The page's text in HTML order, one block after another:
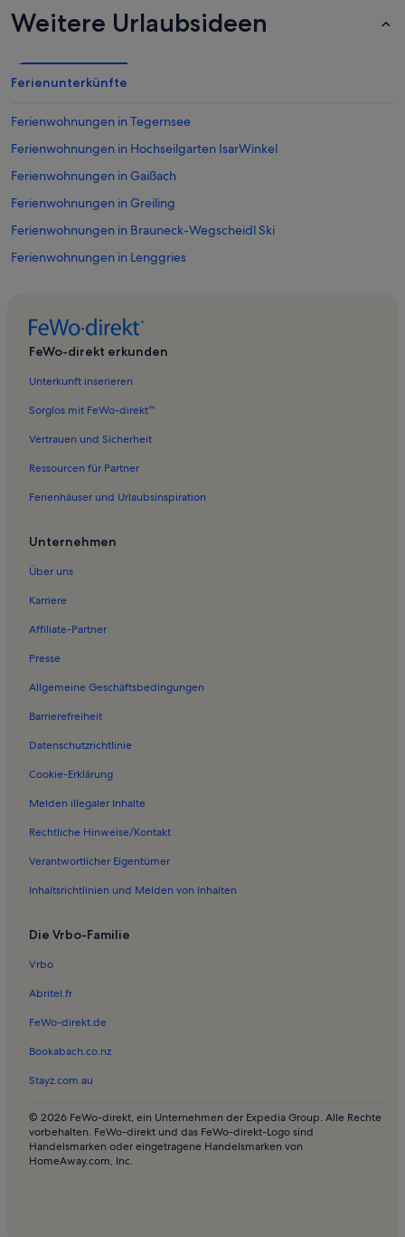
Weitere Urlaubsideen
Ferienunterkünfte
Ferienwohnungen in Tegernsee
Ferienwohnungen in Hochseilgarten IsarWinkel
Ferienwohnungen in Gaißach
Ferienwohnungen in Greiling
Ferienwohnungen in Brauneck-Wegscheidl Ski
Ferienwohnungen in Lenggries
Ferienwohnungen in Arzbach
Ferienwohnungen in Garland-Sessellift
Ferienwohnungen in Bad Tölz
Ferienwohnungen in Hohenreuth
Ferienwohnungen in Draxlhang
Ferienwohnungen in Evangelisch-Lutherische Kirchengemeinde
Bad Toelz
Ferienwohnungen in Höfen
Ferienunterkünfte nahe Lenggries Station
Ferienwohnungen in Wackersberg
Häuser in Tegernsee
Pensionen in Tegernsee
Hütten in Tegernsee
Haustierfreundliche Ferienunterkünfte in Tegernsee
FeWo-direkt erkunden
Unterkunft inserieren
Sorglos mit FeWo-direkt™
Vertrauen und Sicherheit
Ressourcen für Partner
Ferienhäuser und Urlaubsinspiration
Unternehmen
Über uns
Karriere
Affiliate-Partner
Presse
Allgemeine Geschäftsbedingungen
Barrierefreiheit
Datenschutzrichtlinie
Cookie-Erklärung
Melden illegaler Inhalte
Rechtliche Hinweise/Kontakt
Verantwortlicher Eigentümer
Inhaltsrichtlinien und Melden von Inhalten
Die Vrbo-Familie
Vrbo
Abritel.fr
FeWo-direkt.de
Bookabach.co.nz
Stayz.com.au
© 2026 FeWo-direkt, ein Unternehmen der Expedia Group. Alle Rechte
vorbehalten. FeWo-direkt und das FeWo-direkt-Logo sind
Handelsmarken oder eingetragene Handelsmarken von
HomeAway.com, Inc.